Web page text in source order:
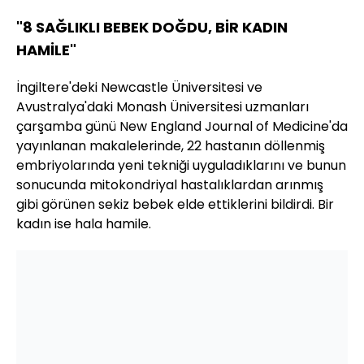
"8 SAĞLIKLI BEBEK DOĞDU, BİR KADIN
HAMİLE"
İngiltere'deki Newcastle Üniversitesi ve
Avustralya'daki Monash Üniversitesi uzmanları
çarşamba günü New England Journal of Medicine'da
yayınlanan makalelerinde, 22 hastanın döllenmiş
embriyolarında yeni tekniği uyguladıklarını ve bunun
sonucunda mitokondriyal hastalıklardan arınmış
gibi görünen sekiz bebek elde ettiklerini bildirdi. Bir
kadın ise hala hamile.